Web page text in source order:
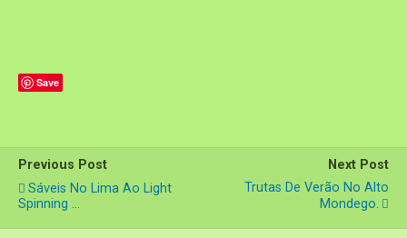
Save
Previous Post
Sáveis No Lima Ao Light
Spinning …
Next Post
Trutas De Verão No Alto
Mondego.